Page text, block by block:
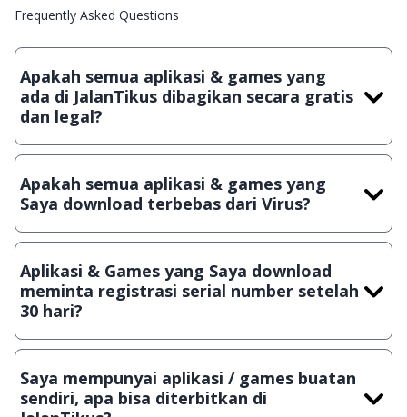
Frequently Asked Questions
Apakah semua aplikasi & games yang
ada di JalanTikus dibagikan secara gratis
dan legal?
Ya, JalanTikus hanya membagikan aplikasi & games yang
crack, patch atau semacamnya.
Apakah semua aplikasi & games yang
Saya download terbebas dari Virus?
Ya, JalanTikus selalu melakukan scanning dengan 3 jenis
suatu aplikasi atau games, sehingga bisa dijamin 100%
terbebas dari virus.
Aplikasi & Games yang Saya download
meminta registrasi serial number setelah
30 hari?
Meskipun dibagikan secara gratis, namun ada beberapa
hanya bisa digunakan dalam jangka waktu tertentu dan jika
ingin lanjut menggunakannya kamu harus membeli lisensi
Saya mempunyai aplikasi / games buatan
sendiri, apa bisa diterbitkan di